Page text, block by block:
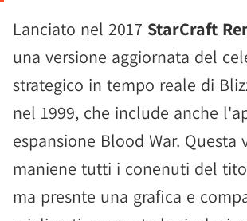
Lanciato nel 2017 StarCraft
una versione aggiornata del
strategico in tempo reale di
nel 1999, che include anche
espansione Blood War. Questa
maniene tutti i conenuti del
ma presnte una grafica e